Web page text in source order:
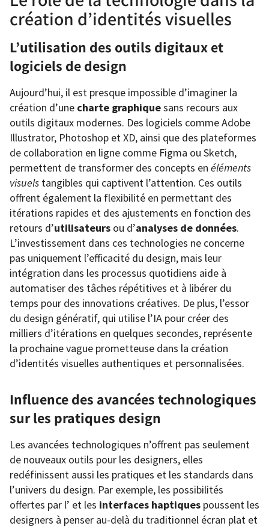
création d’identités visuelles
L’utilisation des outils digitaux et
logiciels de design
Aujourd’hui, il est presque impossible d’imaginer la
création d’une charte graphiquesans recours aux
outils digitaux modernes. Des logiciels comme Adobe
Illustrator, Photoshop et XD, ainsi que des plateformes
de collaboration en ligne comme Figma ou Sketch,
permettent de transformer des concepts en éléments
visuels tangibles qui captivent l’attention. Ces outils
offrent également la flexibilité en permettant des
itérations rapides et des ajustements en fonction des
retours d’utilisateurs ou d’analyses de données.
L’investissement dans ces technologies ne concerne
pas uniquement l’efficacité du design, mais leur
intégration dans les processus quotidiens aide à
automatiser des tâches répétitives et à libérer du
temps pour des innovations créatives. De plus, l’essor
du design génératif, qui utilise l’IA pour créer des
milliers d’itérations en quelques secondes, représente
la prochaine vague prometteuse dans la création
d’identités visuelles authentiques et personnalisées.
Influence des avancées technologiques
sur les pratiques design
Les avancées technologiques n’offrent pas seulement
de nouveaux outils pour les designers, elles
redéfinissent aussi les pratiques et les standards dans
l’univers du design. Par exemple, les possibilités
offertes par l’ et les interfaces haptiques poussent les
designers à penser au-delà du traditionnel écran plat et